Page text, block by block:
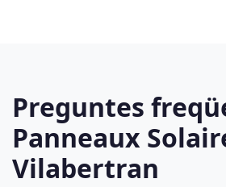
Preguntes
Panneaux
Vilabertran